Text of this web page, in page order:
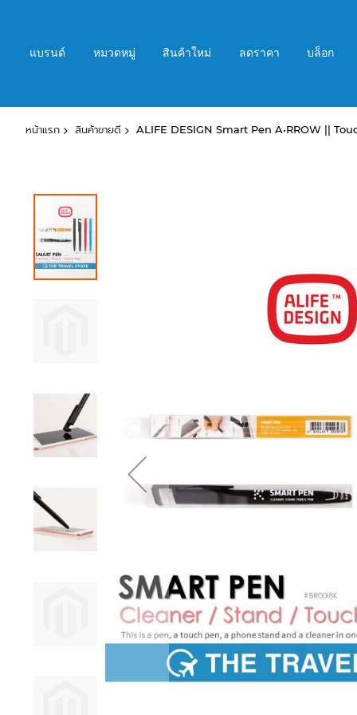
ที่แบรนด์ หมวดหมู่ สินค้าใหม่ ลดราคา บล็อก
หน้าแรก สินค้าขายดี ALIFE DESIGN Smart Pen A•RROW ||
ข้าม
ส่วน
ท้าย
ของ
แกล